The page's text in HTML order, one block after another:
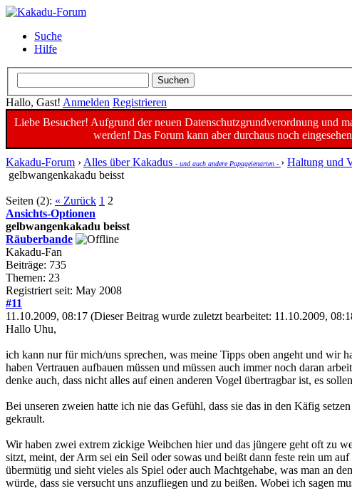
Suche
Hilfe
Hallo, Gast! Anmelden Registrieren
Liebe Besucher! Aufgrund der neuen Datenschutzgrundverordnung und
werden! Das Forum kann aber durchaus noch
Kakadu-Forum › Alles über Kakadus - und auch andere Papageienarten - › Haltung und
gelbwangenkakadu beisst
Seiten (2): « Zurück 1 2
Ansichts-Optionen
gelbwangenkakadu beisst
Räuberbande
Kakadu-Fan
Beiträge: 735
Themen: 23
Registriert seit: May 2008
#11
11.10.2009, 08:17 (Dieser Beitrag wurde zuletzt bearbeitet: 11.10.2009,
Hallo Uhu,
ich kann nur für mich/uns sprechen, was meine Tipps oben angeht und wir
haben Vertrauen aufbauen müssen und müssen auch immer noch daran
denke auch, dass nicht alles auf einen anderen Vogel übertragbar ist, es
Bei unseren zweien hatte ich nie das Gefühl, dass sie das in den Käfig
gekrault.
Wir haben zwei extrem zickige Weibchen hier und das jüngere geht oft zu
sitzt, meint, der Arm sei ein Seil oder sowas und beißt dann feste rein um
übermütig und sieht vieles als Spiel oder auch Machtgehabe, was man an
würde, dass sie versucht uns anzufliegen und zu beißen. Wobei ich sagen